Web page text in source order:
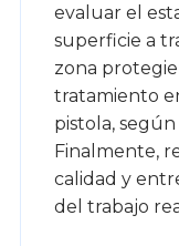
evaluar el
superficie a
zona
tratamiento
pistola,
Finalmente,
calidad y
del trabajo